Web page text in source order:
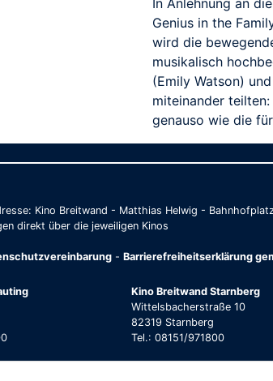
Genius in the
wird die
musikalisch
(Emily Watson)
miteinander
genauso wie die
Kino Breitwand - Matthias Helwig -
direkt über die jeweiligen Kinos
- Barrierefreiheitserklärung
Kino Breitwand Starnberg
Wittelsbacherstraße 10
82319 Starnberg
Tel.: 08151/971800